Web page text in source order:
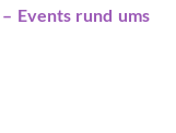
Eventsrund ums